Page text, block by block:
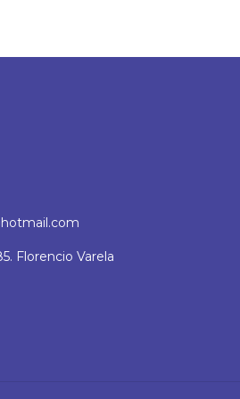
Florencio Varela